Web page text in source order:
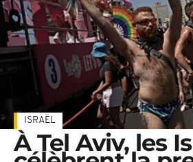
ISRAËL
À Tel Aviv, les